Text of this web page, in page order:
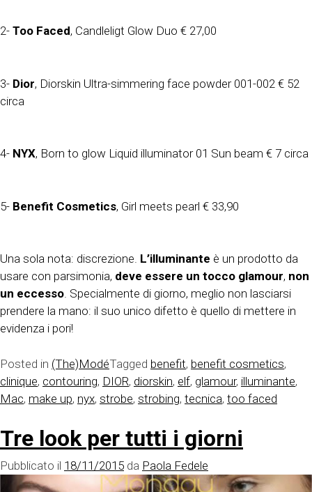
2- Too Faced, Candleligt Glow Duo € 27,00
3- Dior, Diorskin Ultra-simmering face powder 001-002 € 52
circa
4- NYX, Born to glow Liquid illuminator 01 Sun beam € 7 circa
5- Benefit Cosmetics, Girl meets pearl € 33,90
Una sola nota: discrezione. L’illuminante è un prodotto da
usare con parsimonia, deve essere un tocco glamour, non
un eccesso. Specialmente di giorno, meglio non lasciarsi
prendere la mano: il suo unico difetto è quello di mettere in
evidenza i pori!
Posted in (The)ModéTagged benefit, benefit cosmetics,
clinique, contouring, DIOR, diorskin, elf, glamour, illuminante,
Mac, make up, nyx, strobe, strobing, tecnica, too faced
Tre look per tutti i giorni
Pubblicato il 18/11/2015 da Paola Fedele